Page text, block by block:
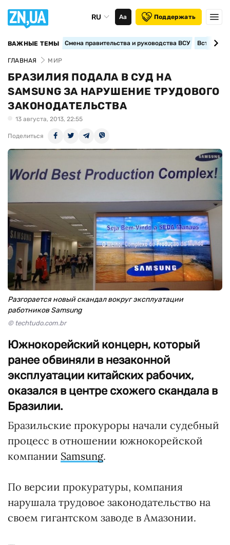
RU Аа Поддержать
ВАЖНЫЕ ТЕМЫ Смена правительства и руководства ВСУ
ГЛАВНАЯ МИР
БРАЗИЛИЯ ПОДАЛА В СУД НА
SAMSUNG ЗА НАРУШЕНИЕ ТРУДОВОГО
ЗАКОНОДАТЕЛЬСТВА
13 августа, 2013, 22:55
Поделиться
Разгорается новый скандал вокруг эксплуатации
работников Samsung
© techtudo.com.br
Южнокорейский концерн, который
ранее обвиняли в незаконной
эксплуатации китайских рабочих,
оказался в центре схожего скандала в
Бразилии.
Бразильские прокуроры начали судебный
процесс в отношении южнокорейской
компании Samsung.
По версии прокуратуры, компания
нарушала трудовое законодательство на
своем гигантском заводе в Амазонии.